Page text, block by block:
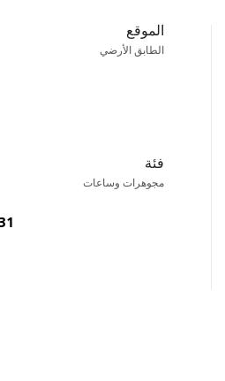
الموقع
الطابق الأرضي
فئة
مجوهرات وساعات